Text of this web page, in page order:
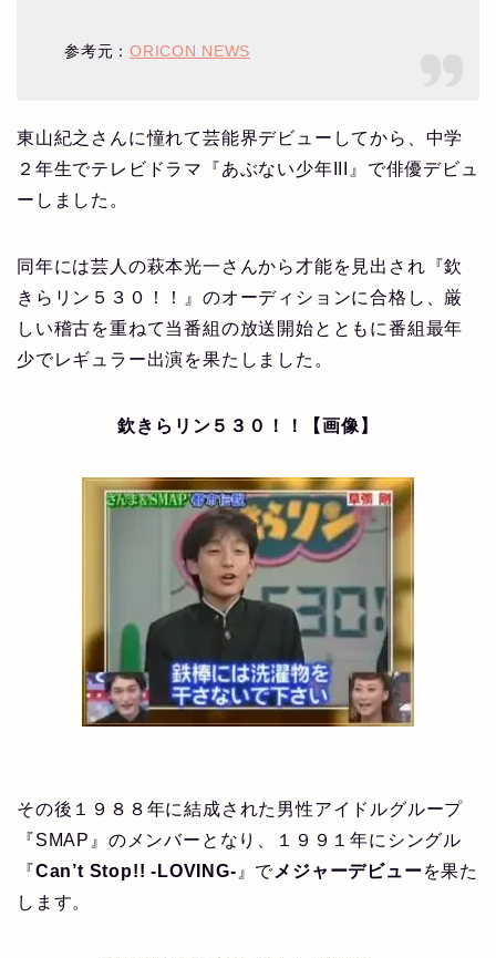
参考元：ORICON NEWS
東山紀之さんに憧れて芸能界デビューしてから、中学
２年生でテレビドラマ『あぶない少年III』で俳優デビュ
ーしました。
同年には芸人の萩本光一さんから才能を見出され『欽
きらリン５３０！！』のオーディションに合格し、厳
しい稽古を重ねて当番組の放送開始とともに番組最年
少でレギュラー出演を果たしました。
欽きらリン５３０！！【画像】
その後１９８８年に結成された男性アイドルグループ
『SMAP』のメンバーとなり、１９９１年にシングル
『Can’t Stop!! -LOVING- 』でメジャーデビューを果た
します。